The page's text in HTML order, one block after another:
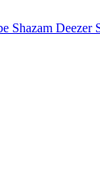
Shazam Deezer